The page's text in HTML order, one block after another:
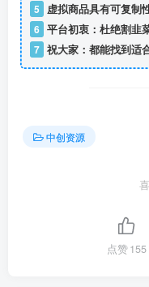
5
虚拟商品具有可复制
6 平台初衷：杜绝割韭
7 祝大家：都能找到适
中创资源
点赞155